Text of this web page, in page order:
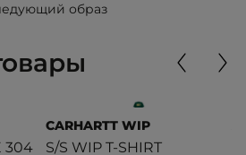
образ
304
CARHARTT WIP
S/S WIP T-SHIRT